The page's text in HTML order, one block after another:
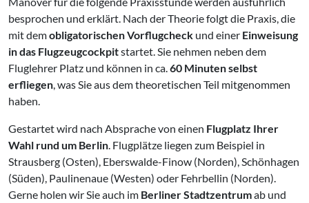
besprochen und erklärt. Nach der Theorie folgt die Praxis, die
mit demobligatorischen Vorflugcheck und einer Einweisung
in das Flugzeugcockpitstartet. Sie nehmen neben dem
Fluglehrer Platz und können in ca. 60 Minuten selbst
erfliegen , was Sie aus dem theoretischen Teil mitgenommen
haben.
Gestartet wird nach Absprache von einen Flugplatz Ihrer
Wahl rund um Berlin . Flugplätze liegen zum Beispiel in
Strausberg (Osten), Eberswalde-Finow (Norden), Schönhagen
(Süden), Paulinenaue (Westen) oder Fehrbellin (Norden).
Gerne holen wir Sie auch im Berliner Stadtzentrumab und